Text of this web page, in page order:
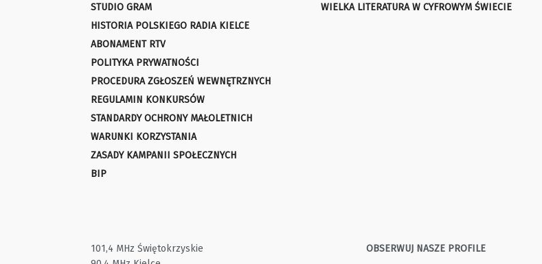
STUDIO GRAM
HISTORIA POLSKIEGO RADIA KIELCE
ABONAMENT RTV
POLITYKA PRYWATNOŚCI
PROCEDURA ZGŁOSZEŃ WEWNĘTRZNYCH
REGULAMIN KONKURSÓW
STANDARDY OCHRONY MAŁOLETNICH
WARUNKI KORZYSTANIA
ZASADY KAMPANII SPOŁECZNYCH
BIP
WIELKA LITERATURA W CYFROWYM ŚWIECIE
101,4 MHz Świętokrzyskie
OBSERWUJ NASZE PROFILE